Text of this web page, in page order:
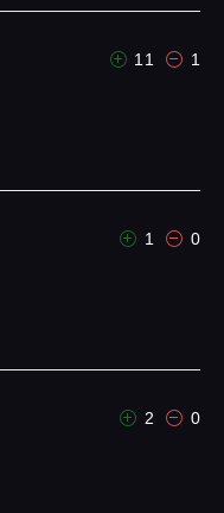
11 1
1 0
2 0